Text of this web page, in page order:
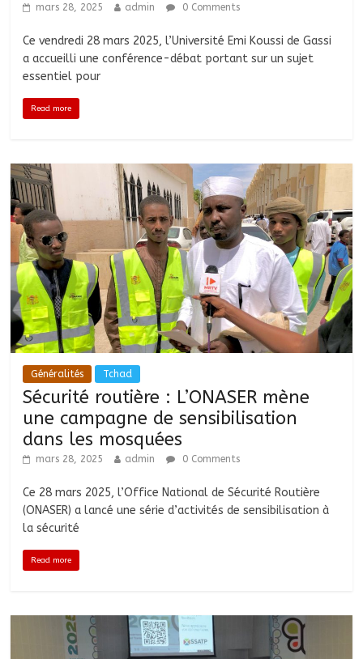
mars 28, 2025 admin 0 Comments
Ce vendredi 28 mars 2025, l’Université Emi Koussi de Gassi
a accueilli une conférence-débat portant sur un sujet
essentiel pour
Read more
Généralités Tchad
Sécurité routière : L’ONASER mène
une campagne de sensibilisation
dans les mosquées
mars 28, 2025 admin 0 Comments
Ce 28 mars 2025, l’Office National de Sécurité Routière
(ONASER) a lancé une série d’activités de sensibilisation à
la sécurité
Read more